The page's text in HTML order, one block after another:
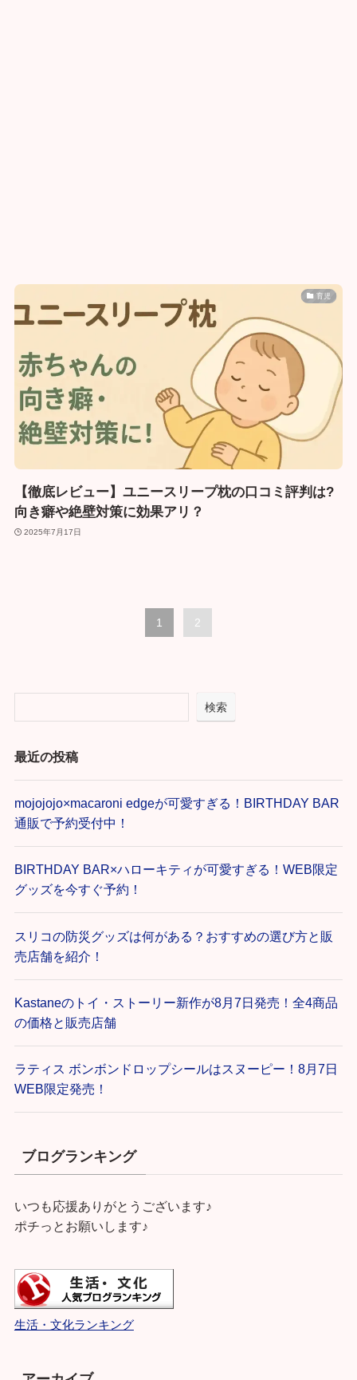
育児
【徹底レビュー】ユニースリープ枕の口コミ評判は?
向き癖や絶壁対策に効果アリ？
2025年7月17日
1 2
検索
最近の投稿
mojojojo×macaroni edgeが可愛すぎる！BIRTHDAY BAR
通販で予約受付中！
BIRTHDAY BAR×ハローキティが可愛すぎる！WEB限定
グッズを今すぐ予約！
スリコの防災グッズは何がある？おすすめの選び方と販
売店舗を紹介！
Kastaneのトイ・ストーリー新作が8月7日発売！全4商品
の価格と販売店舗
ラティス ボンボンドロップシールはスヌーピー！8月7日
WEB限定発売！
ブログランキング
いつも応援ありがとうございます♪
ポチっとお願いします♪
生活・文化ランキング